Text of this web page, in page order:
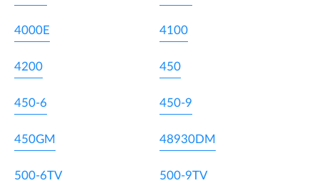
4000E 4100
4200 450
450-6 450-9
450GM 48930DM
500-6TV 500-9TV